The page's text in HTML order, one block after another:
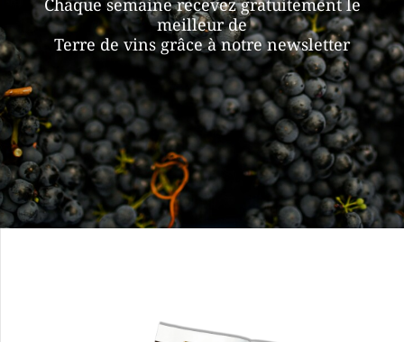
Chaque semaine recevez gratuitement le
meilleur de
Terre de vins grâce à notre newsletter